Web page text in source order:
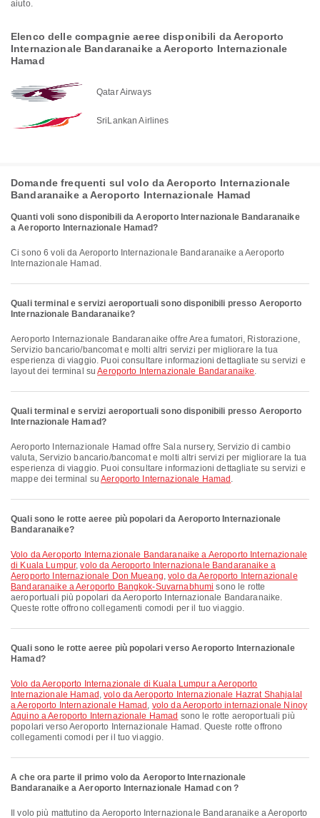
aiuto.
Elenco delle compagnie aeree disponibili da Aeroporto
Internazionale Bandaranaike a Aeroporto Internazionale
Hamad
Qatar Airways
SriLankan Airlines
Domande frequenti sul volo da Aeroporto Internazionale
Bandaranaike a Aeroporto Internazionale Hamad
Quanti voli sono disponibili da Aeroporto Internazionale Bandaranaike
a Aeroporto Internazionale Hamad?
Ci sono 6 voli da Aeroporto Internazionale Bandaranaike a Aeroporto
Internazionale Hamad.
Quali terminal e servizi aeroportuali sono disponibili presso Aeroporto
Internazionale Bandaranaike?
Aeroporto Internazionale Bandaranaike offre Area fumatori, Ristorazione,
Servizio bancario/bancomat e molti altri servizi per migliorare la tua
esperienza di viaggio. Puoi consultare informazioni dettagliate su servizi e
layout dei terminal suAeroporto Internazionale Bandaranaike.
Quali terminal e servizi aeroportuali sono disponibili presso Aeroporto
Internazionale Hamad?
Aeroporto Internazionale Hamad offre Sala nursery, Servizio di cambio
valuta, Servizio bancario/bancomat e molti altri servizi per migliorare la tua
esperienza di viaggio. Puoi consultare informazioni dettagliate su servizi e
mappe dei terminal suAeroporto Internazionale Hamad .
Quali sono le rotte aeree più popolari da Aeroporto Internazionale
Bandaranaike?
volo da Aeroporto Internazionale Bandaranaike a Aeroporto Internazionale
di Kuala Lumpur,volo da Aeroporto Internazionale Bandaranaike a
Aeroporto Internazionale Don Mueang,volo da Aeroporto Internazionale
Bandaranaike a Aeroporto Bangkok-Suvarnabhumi sono le rotte
aeroportuali più popolari da Aeroporto Internazionale Bandaranaike.
Queste rotte offrono collegamenti comodi per il tuo viaggio.
Quali sono le rotte aeree più popolari verso Aeroporto Internazionale
Hamad?
volo da Aeroporto Internazionale di Kuala Lumpur a Aeroporto
Internazionale Hamad ,volo da Aeroporto Internazionale Hazrat Shahjalal
a Aeroporto Internazionale Hamad , volo da Aeroporto internazionale Ninoy
Aquino a Aeroporto Internazionale Hamad sono le rotte aeroportuali più
popolari verso Aeroporto Internazionale Hamad. Queste rotte offrono
collegamenti comodi per il tuo viaggio.
A che ora parte il primo volo da Aeroporto Internazionale
Bandaranaike a Aeroporto Internazionale Hamad con ?